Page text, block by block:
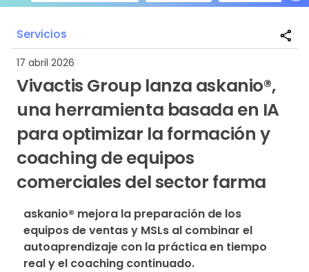
Item
of
8
Servicios share
17 abril 2026
Vivactis Group lanza askanio®,
una herramienta basada en IA
para optimizar la formación y
coaching de equipos
comerciales del sector farma
askanio® mejora la preparación de los
equipos de ventas y MSLs al combinar el
autoaprendizaje con la práctica en tiempo
real y el coaching continuado.